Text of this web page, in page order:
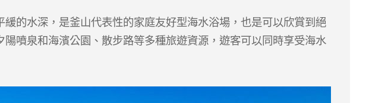
的水深，是釜山代表性的家庭友好型海水浴場，也是可以欣賞到絕
噴泉和海濱公園、散步路等多種旅遊資源，遊客可以同時享受海水